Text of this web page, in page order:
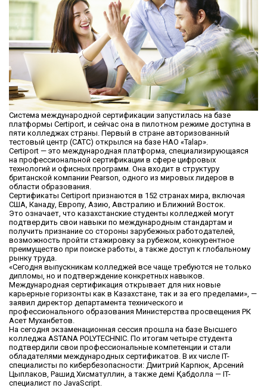
Система международной сертификации запустилась на базе
платформы Certiport, и сейчас она в пилотном режиме доступна в
пяти колледжах страны. Первый в стране авторизованный
тестовый центр (CATC) открылся на базе НАО «Talap».
Certiport — это международная платформа, специализирующаяся
на профессиональной сертификации в сфере цифровых
технологий и офисных программ. Она входит в структуру
британской компании Pearson, одного из мировых лидеров в
области образования.
Сертификаты Certiport признаются в 152 странах мира, включая
США, Канаду, Европу, Азию, Австралию и Ближний Восток.
Это означает, что казахстанские студенты колледжей могут
подтвердить свои навыки по международным стандартам и
получить признание со стороны зарубежных работодателей,
возможность пройти стажировку за рубежом, конкурентное
преимущество при поиске работы, а также доступ к глобальному
рынку труда.
«Сегодня выпускникам колледжей все чаще требуются не только
дипломы, но и подтверждение конкретных навыков.
Международная сертификация открывает для них новые
карьерные горизонты как в Казахстане, так и за его пределами», —
заявил директор департамента технического и
профессионального образования Министерства просвещения РК
Асет Муханбетов.
На сегодня экзаменационная сессия прошла на базе Высшего
колледжа ASTANA POLYTECHNIC. По итогам четыре студента
подтвердили свои профессиональные компетенции и стали
обладателями международных сертификатов. В их числе IT-
специалисты по кибербезопасности: Дмитрий Карпюк, Арсений
Цыплаков, Рашид Хисматуллин, а также Әдемі Қабдолла — IT-
специалист по JavaScript.